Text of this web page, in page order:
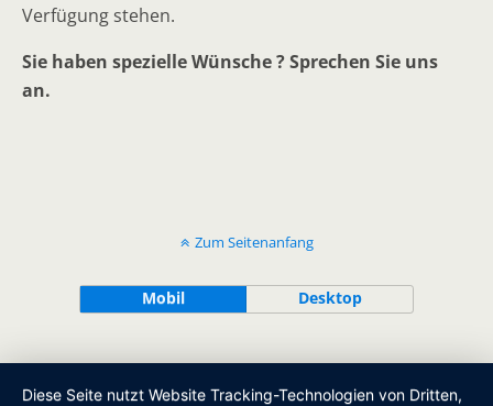
Verfügung stehen.
Sie haben spezielle Wünsche ? Sprechen Sie uns
an.
Zum Seitenanfang
Mobil Desktop
Diese Seite nutzt Website Tracking-Technologien von Dritten,